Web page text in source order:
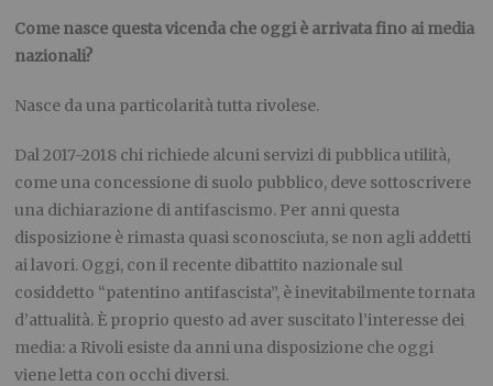
Come nasce questa vicenda che oggi è arrivata fino ai media
nazionali?
Nasce da una particolarità tutta rivolese.
Dal 2017-2018 chi richiede alcuni servizi di pubblica utilità,
come una concessione di suolo pubblico, deve sottoscrivere
una dichiarazione di antifascismo. Per anni questa
disposizione è rimasta quasi sconosciuta, se non agli addetti
ai lavori. Oggi, con il recente dibattito nazionale sul
cosiddetto “patentino antifascista”, è inevitabilmente tornata
d’attualità. È proprio questo ad aver suscitato l’interesse dei
media: a Rivoli esiste da anni una disposizione che oggi
viene letta con occhi diversi.